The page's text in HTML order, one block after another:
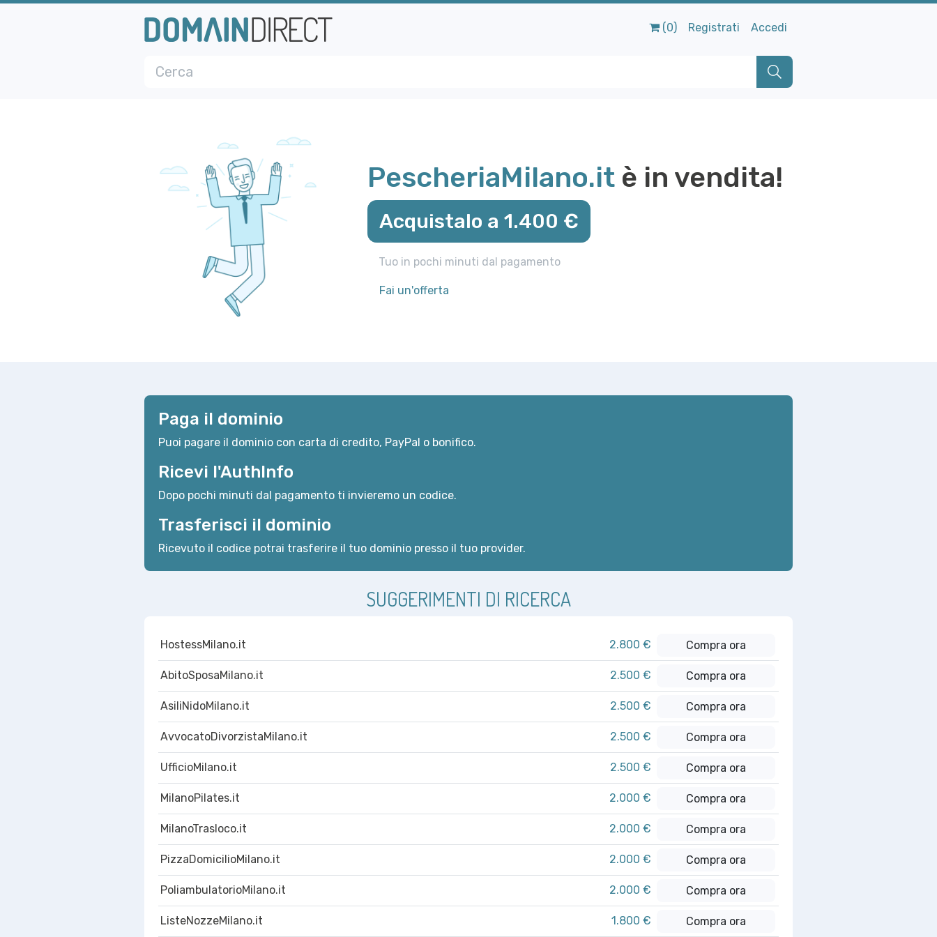
(0) Registrati Accedi
PescheriaMilano.itè in vendita!
Acquistalo a 1.400 €
Tuo in pochi minuti dal pagamento
Fai un'offerta
Paga il dominio
Puoi pagare il dominio con carta di credito, PayPal o bonifico.
Ricevi l'AuthInfo
Dopo pochi minuti dal pagamento ti invieremo un codice.
Trasferisci il dominio
Ricevuto il codice potrai trasferire il tuo dominio presso il tuo provider.
SUGGERIMENTI DI RICERCA
HostessMilano.it 2.800 € Compra ora
AbitoSposaMilano.it 2.500 € Compra ora
AsiliNidoMilano.it 2.500 € Compra ora
AvvocatoDivorzistaMilano.it 2.500 € Compra ora
UfficioMilano.it 2.500 € Compra ora
MilanoPilates.it 2.000 € Compra ora
MilanoTrasloco.it 2.000 € Compra ora
PizzaDomicilioMilano.it 2.000 € Compra ora
PoliambulatorioMilano.it 2.000 € Compra ora
ListeNozzeMilano.it 1.800 € Compra ora